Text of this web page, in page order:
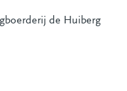
de Huiberg